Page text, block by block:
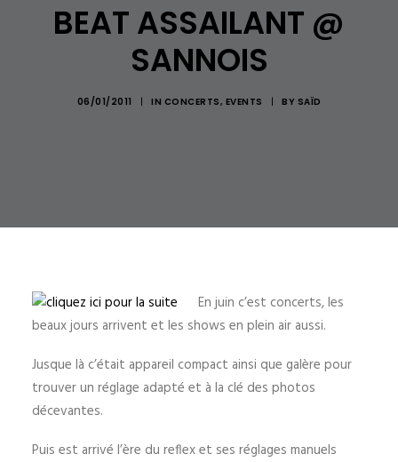
BEAT ASSAILANT @
SANNOIS
06/01/2011 | IN CONCERTS, EVENTS | BY SAÏD
En juin c’est concerts, les
beaux jours arrivent et les shows en plein air aussi.
Jusque là c’était appareil compact ainsi que galère pour
trouver un réglage adapté et à la clé des photos
décevantes.
Puis est arrivé l’ère du reflex et ses réglages manuels